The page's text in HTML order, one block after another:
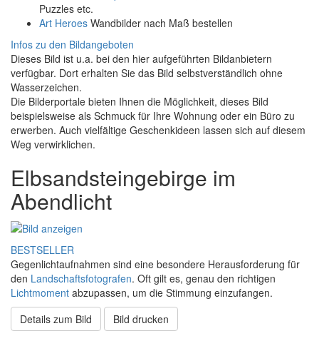
Puzzles etc.
Art Heroes Wandbilder nach Maß bestellen
Infos zu den Bildangeboten
Dieses Bild ist u.a. bei den hier aufgeführten Bildanbietern
verfügbar. Dort erhalten Sie das Bild selbstverständlich ohne
Wasserzeichen.
Die Bilderportale bieten Ihnen die Möglichkeit, dieses Bild
beispielsweise als Schmuck für Ihre Wohnung oder ein Büro zu
erwerben. Auch vielfältige Geschenkideen lassen sich auf diesem
Weg verwirklichen.
Elbsandsteingebirge im
Abendlicht
BESTSELLER
Gegenlichtaufnahmen sind eine besondere Herausforderung für
den Landschaftsfotografen. Oft gilt es, genau den richtigen
Lichtmoment abzupassen, um die Stimmung einzufangen.
Details zum Bild
Bild drucken